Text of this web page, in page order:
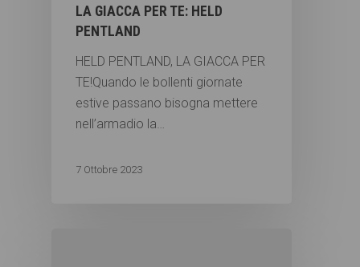
LA GIACCA PER TE: HELD
PENTLAND
HELD PENTLAND, LA GIACCA PER
TE!Quando le bollenti giornate
estive passano bisogna mettere
nell’armadio la…
7 Ottobre 2023